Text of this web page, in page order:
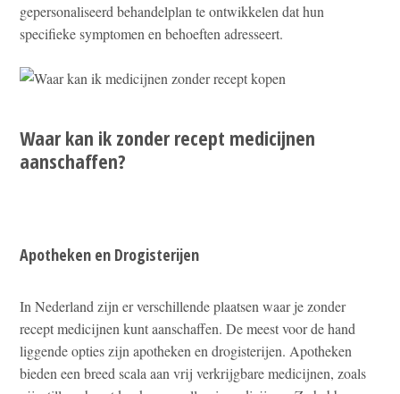
gepersonaliseerd behandelplan te ontwikkelen dat hun
specifieke symptomen en behoeften adresseert.
Waar kan ik zonder recept medicijnen
aanschaffen?
Apotheken en Drogisterijen
In Nederland zijn er verschillende plaatsen waar je zonder
recept medicijnen kunt aanschaffen. De meest voor de hand
liggende opties zijn apotheken en drogisterijen. Apotheken
bieden een breed scala aan vrij verkrijgbare medicijnen, zoals